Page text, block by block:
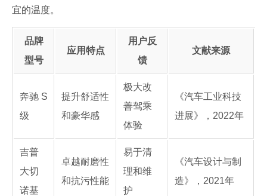
宜的温度。
品牌
型号
应用特点
用户反
馈
文献来源
奔驰 S
级
提升舒适性
和豪华感
极大改
善驾乘
体验
《汽车工业科技
进展》，2022年
吉普
大切
诺基
卓越耐磨性
和抗污性能
易于清
理和维
护
《汽车设计与制
造》，2021年